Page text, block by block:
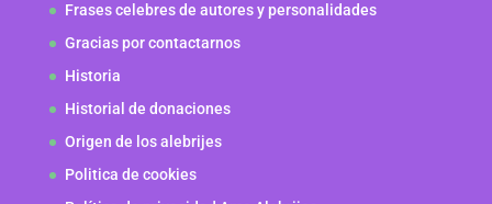
Frases celebres de autores y personalidades
Gracias por contactarnos
Historia
Historial de donaciones
Origen de los alebrijes
Politica de cookies